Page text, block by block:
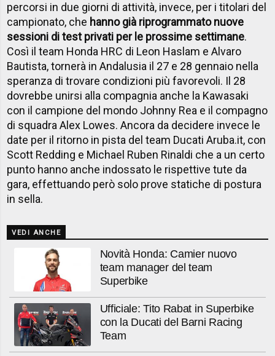
percorsi in due giorni di attività, invece, per i titolari del
campionato, che hanno già riprogrammato nuove
sessioni di test privati per le prossime settimane.
Così il team Honda HRC di Leon Haslam e Alvaro
Bautista, tornerà in Andalusia il 27 e 28 gennaio nella
speranza di trovare condizioni più favorevoli. Il 28
dovrebbe unirsi alla compagnia anche la Kawasaki
con il campione del mondo Johnny Rea e il compagno
di squadra Alex Lowes. Ancora da decidere invece le
date per il ritorno in pista del team Ducati Aruba.it, con
Scott Redding e Michael Ruben Rinaldi che a un certo
punto hanno anche indossato le rispettive tute da
gara, effettuando però solo prove statiche di postura
in sella.
VEDI ANCHE
Novità Honda: Camier nuovo
team manager del team
Superbike
Ufficiale: Tito Rabat in Superbike
con la Ducati del Barni Racing
Team